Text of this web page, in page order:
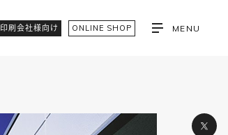
印刷会社様向け ONLINE SHOP MENU